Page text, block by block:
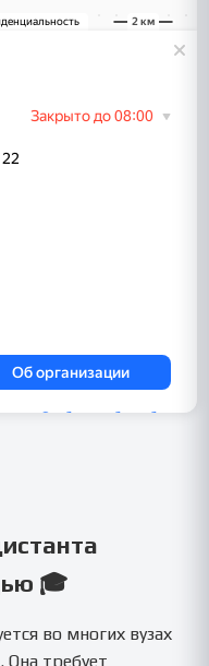
🎓
во многих вузах
Она требует